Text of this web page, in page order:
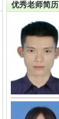
优秀老师简历